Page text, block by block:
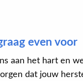
even voor
aan het hart en
dat jouw